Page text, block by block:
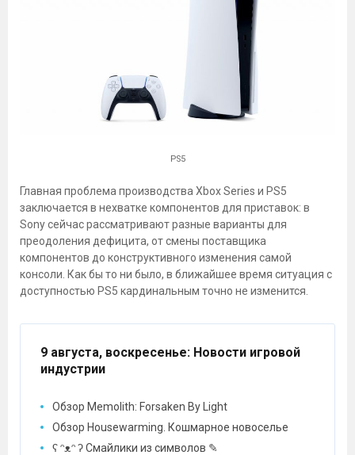
PS5
Главная проблема производства Xbox Series и PS5
заключается в нехватке компонентов для приставок: в
Sony сейчас рассматривают разные варианты для
преодоления дефицита, от смены поставщика
компонентов до конструктивного изменения самой
консоли. Как бы то ни было, в ближайшее время ситуация с
доступностью PS5 кардинальным точно не изменится.
9 августа, воскресенье: Новости игровой
индустрии
Обзор Memolith: Forsaken By Light
Обзор Housewarming. Кошмарное новоселье
ʕ ᵔᴥᵔ ʔ Смайлики из символов ✎